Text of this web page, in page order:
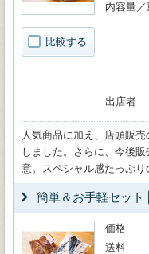
比較する
内容量／
出店者
人気商品に加え、店頭販
しました。さらに、今後
意。スペシャル感たっぷり
簡単＆お手軽セット
価格
送料